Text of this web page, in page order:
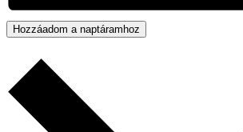
Hozzáadom a naptáramhoz